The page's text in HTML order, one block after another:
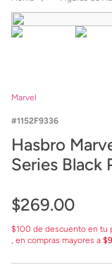
Marvel
1152F9336
Hasbro
Series Black
$269.00
$100 de descuento en tu
, en compras mayores a